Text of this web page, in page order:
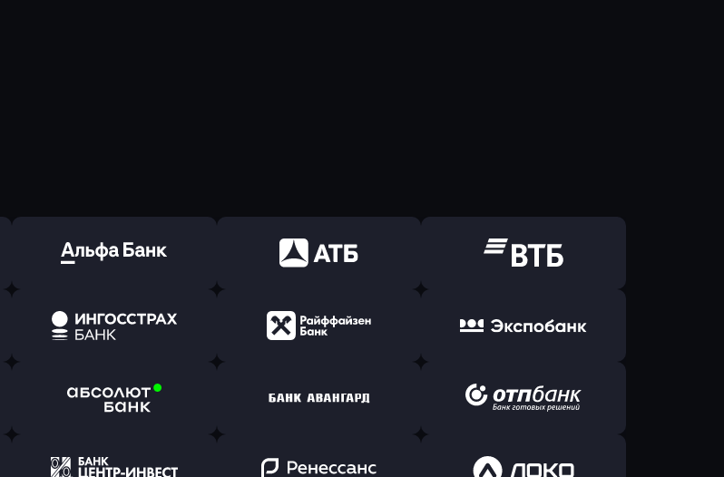
Оправить заявку
в Альфа-Банк
Оправить заявку
в АТБ Банк
в ВТБ
Оправить заявку
в Ингосстрах Банк
в Райффайзен Банк
Оправить заявку
в Экспобанк
Оправить заявку
Оправить заявку
Оправить заявку